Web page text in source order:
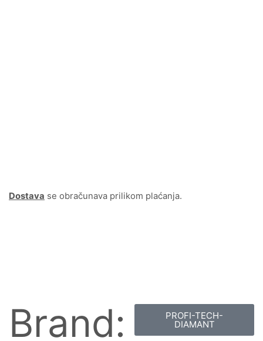
Dostava se obračunava prilikom plaćanja.
Brand: PROFI-TECH-
DIAMANT